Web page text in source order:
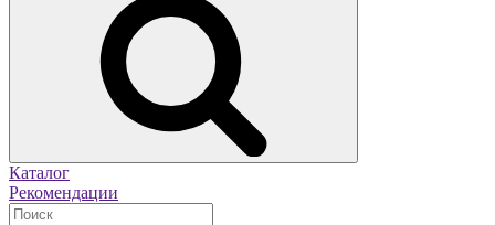
Каталог
Рекомендации